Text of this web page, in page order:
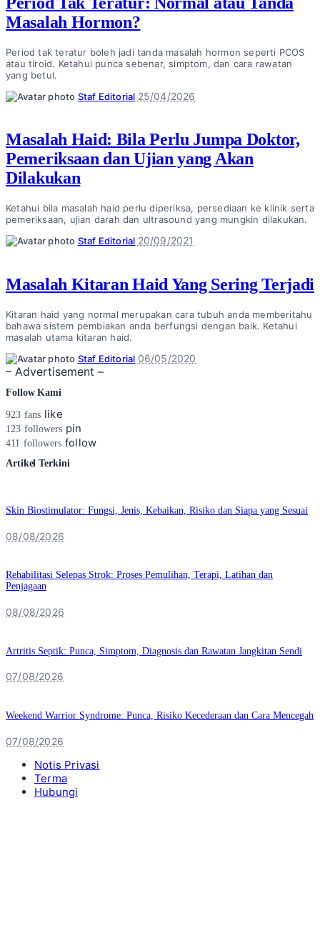
Masalah Hormon?
Period tak teratur boleh jadi tanda masalah hormon seperti PCOS
atau tiroid. Ketahui punca sebenar, simptom, dan cara rawatan
yang betul.
Posted
by
Staf Editorial 25/04/2026
Masalah Haid: Bila Perlu Jumpa Doktor,
Pemeriksaan dan Ujian yang Akan
Dilakukan
Ketahui bila masalah haid perlu diperiksa, persediaan ke klinik serta
pemeriksaan, ujian darah dan ultrasound yang mungkin dilakukan.
Posted
Staf Editorial 20/09/2021
Masalah Kitaran Haid Yang Sering Terjadi
Kitaran haid yang normal merupakan cara tubuh anda memberitahu
bahawa sistem pembiakan anda berfungsi dengan baik. Ketahui
masalah utama kitaran haid.
Posted
by
Staf Editorial 06/05/2020
– Advertisement –
Follow Kami
923 fans like
123 followers pin
411 followers follow
Artikel Terkini
Skin Biostimulator: Fungsi, Jenis, Kebaikan, Risiko dan Siapa yang Sesuai
08/08/2026
Rehabilitasi Selepas Strok: Proses Pemulihan, Terapi, Latihan dan
Penjagaan
08/08/2026
Artritis Septik: Punca, Simptom, Diagnosis dan Rawatan Jangkitan Sendi
07/08/2026
Weekend Warrior Syndrome: Punca, Risiko Kecederaan dan Cara Mencegah
07/08/2026
Notis Privasi
Terma
Hubungi